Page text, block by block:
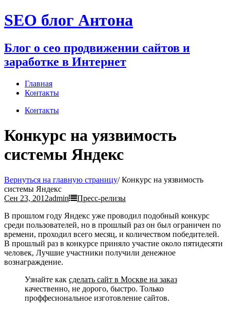
Перейти
к
SEO блог Антона
Блог о сео продвижении сайтов и
заработке в Интернет
Главная
Контакты
Контакты
Конкурс на уязвимость
системы Яндекс
Вернуться на главную страницу/Конкурс на уязвимость
системы Яндекс
Сен 23, 2012admin
Пресс-релизы
В прошлом году Яндекс уже проводил подобный конкурс
среди пользователей, но в прошлый раз он был ограничен по
времени, проходил всего месяц, и количеством победителей.
В прошлый раз в конкурсе приняло участие около пятидесяти
человек, Лучшие участники получили денежное
вознаграждение.
Узнайте как сделать сайт в Москве на заказ
качественно, не дорого, быстро. Только
проффесиональное изготовление сайтов.